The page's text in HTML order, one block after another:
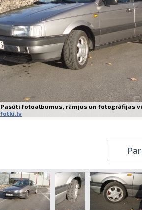
Pasūti fotoalbumus, rāmjus un fotogrāfijas
fotki.lv